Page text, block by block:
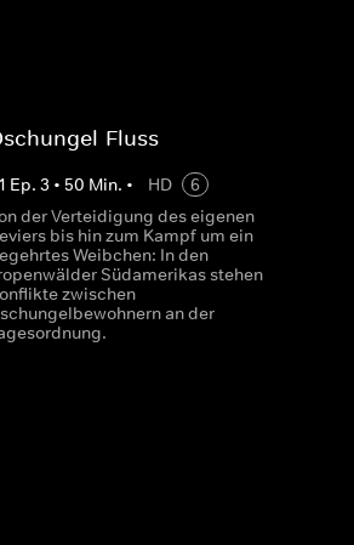
Fluss
1 Ep. 3 • 50 Min. • HD
6
der Verteidigung des eigenen
bis hin zum Kampf um ein
Weibchen: In den
Südamerikas stehen
zwischen
an der